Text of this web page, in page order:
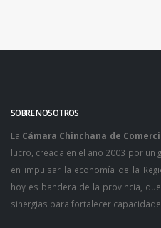
SOBRE NOSOTROS
La Cámara Chinchana de
lucro, creada en el año 2003 por
en impulsar la economía de la
hoy es bandera de la provincia,
sinergias para fortalecer